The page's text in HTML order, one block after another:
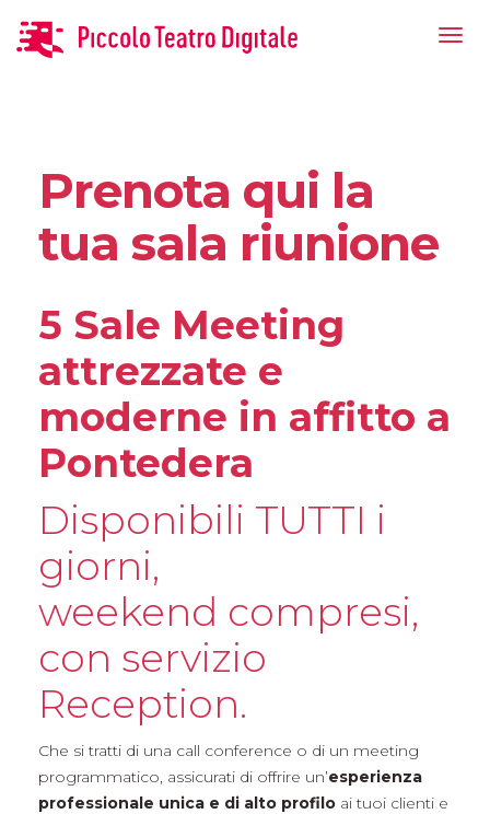
Prenota qui la
tua sala riunione
5 Sale Meeting
attrezzate e
moderne in affitto a
Pontedera
Disponibili TUTTI i
giorni,
weekend compresi,
con servizio
Reception.
Che si tratti di una call conference o di un meeting
programmatico, assicurati di offrire un’esperienza
professionale unica e di alto profilo ai tuoi clienti e